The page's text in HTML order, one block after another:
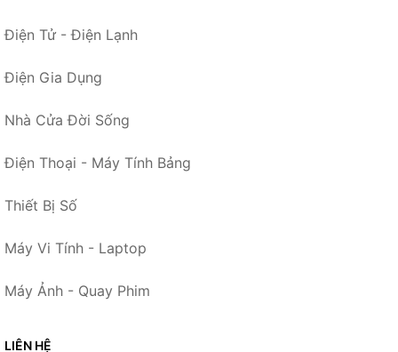
Điện Tử - Điện Lạnh
Điện Gia Dụng
Nhà Cửa Đời Sống
Điện Thoại - Máy Tính Bảng
Thiết Bị Số
Máy Vi Tính - Laptop
Máy Ảnh - Quay Phim
LIÊN HỆ